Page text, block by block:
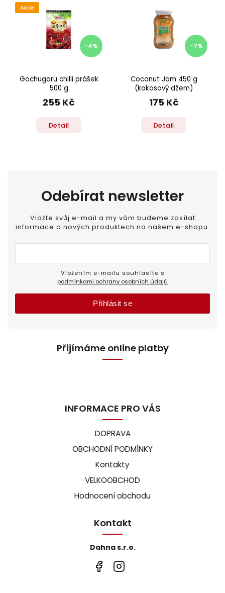
Akce
-4%
Gochugaru chilli prášek
500 g
255 Kč
Detail
-7%
Coconut Jam 450 g
(kokosový džem)
175 Kč
Detail
Odebírat newsletter
Vložte svůj e-mail a my vám budeme zasílat
informace o nových produktech na našem e-shopu.
podmínkami ochrany osobních údajů
Přihlásit se
Přijímáme online platby
INFORMACE PRO VÁS
DOPRAVA
OBCHODNÍ PODMÍNKY
Kontakty
VELKOOBCHOD
Hodnocení obchodu
Kontakt
Dahna s.r.o.